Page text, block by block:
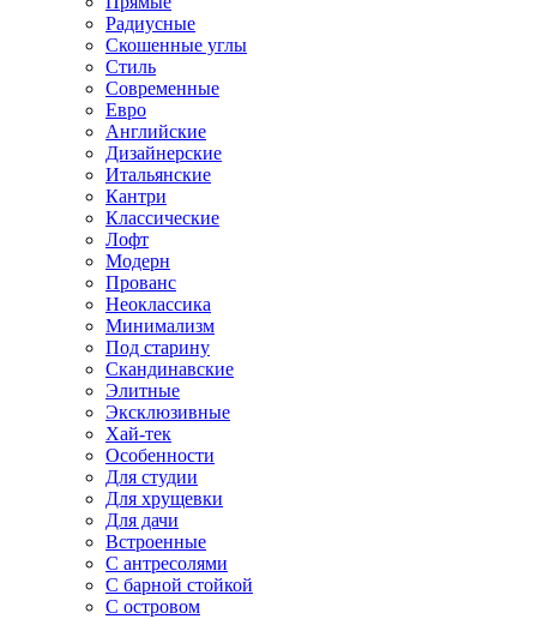
Радиусные
Скошенные углы
Стиль
Современные
Евро
Английские
Дизайнерские
Итальянские
Кантри
Классические
Лофт
Модерн
Прованс
Неоклассика
Минимализм
Под старину
Скандинавские
Элитные
Эксклюзивные
Хай-тек
Особенности
Для студии
Для хрущевки
Для дачи
Встроенные
С антресолями
С барной стойкой
С островом